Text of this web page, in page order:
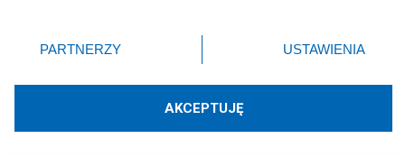
Technologię dostarcza:W3media.pl
zmienić/wycofać klikając przycisk ustawień prywatności
znajdujący się w lewym dolnym rogu strony
rodzaje przetwarzania danych nie wymagają zgody
użytkownika, ale masz prawo sprzeciwić się takiemu
PARTNERZY USTAWIENIA
AKCEPTUJĘ